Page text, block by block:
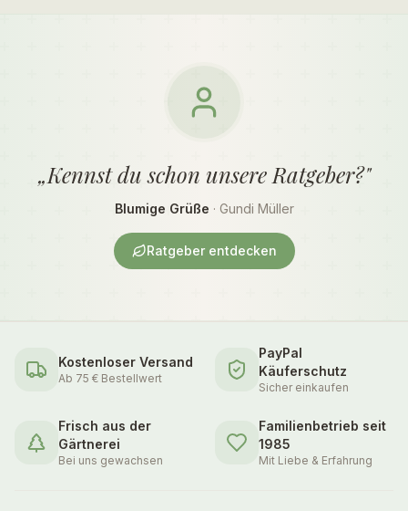
„Kennst du schon unsere Ratgeber?"
Blumige Grüße · Gundi Müller
Ratgeber entdecken
Kostenloser Versand
Ab 75 € Bestellwert
PayPal
Käuferschutz
Sicher einkaufen
Frisch aus der
Gärtnerei
Bei uns gewachsen
Familienbetrieb seit
1985
Mit Liebe & Erfahrung